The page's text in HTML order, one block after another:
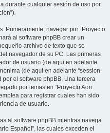
durante cualquier sesión de uso por
Primeramente, navegar por “Proyecto
al software phpBB crear un
archivo de texto que se
navegador de su PC. Las primeras
de usuario (de aquí en adelante
(de aquí en adelante “session-
por el software phpBB. Una tercera
por temas en “Proyecto Aon
para registrar cuales han sido
de usuario.
al software phpBB mientras navega
Español”, las cuales exceden el